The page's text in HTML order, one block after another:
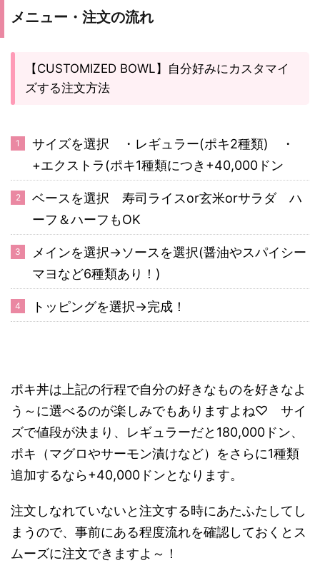
メニュー・注文の流れ
【CUSTOMIZED BOWL】自分好みにカスタマイ
ズする注文方法
サイズを選択 ・レギュラー(ポキ2種類) ・
+エクストラ(ポキ1種類につき+40,000ドン
ベースを選択 寿司ライスor玄米orサラダ ハ
ーフ＆ハーフもOK
メインを選択→ソースを選択(醤油やスパイシー
マヨなど6種類あり！)
トッピングを選択→完成！
ポキ丼は上記の行程で自分の好きなものを好きなよ
う～に選べるのが楽しみでもありますよね♡ サイ
ズで値段が決まり、レギュラーだと180,000ドン、
ポキ（マグロやサーモン漬けなど）をさらに1種類
追加するなら+40,000ドンとなります。
注文しなれていないと注文する時にあたふたしてし
まうので、事前にある程度流れを確認しておくとス
ムーズに注文できますよ～！